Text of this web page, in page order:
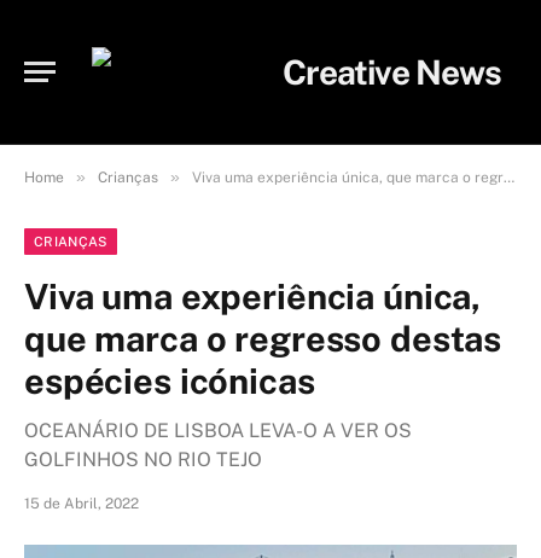
Home » Crianças » Viva uma experiência única, que marca o regresso destas espécies icónicas
CRIANÇAS
Viva uma experiência única,
que marca o regresso destas
espécies icónicas
OCEANÁRIO DE LISBOA LEVA-O A VER OS
GOLFINHOS NO RIO TEJO
15 de Abril, 2022